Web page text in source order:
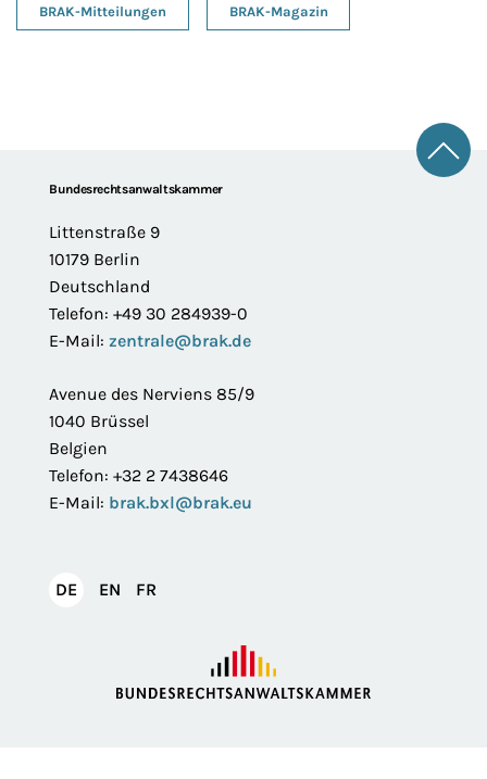
BRAK-Mitteilungen BRAK-Magazin
FooterBundesrechtsanwaltskammer
Littenstraße 9
10179 Berlin
Deutschland
Telefon: +49 30 284939-0
E-Mail: zentrale@brak.de
Avenue des Nerviens 85/9
1040 Brüssel
Belgien
Telefon: +32 2 7438646
E-Mail: brak.bxl@brak.eu
DEDeutsch
EN English
FR